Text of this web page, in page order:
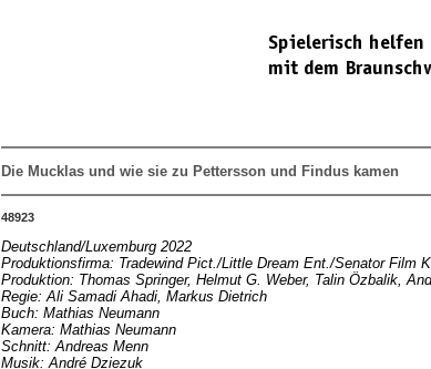
Die Mucklas und wie sie zu Pettersson und Findus kamen
48923
Deutschland/Luxemburg 2022
Produktionsfirma: Tradewind Pict./Little Dream Ent./Senator Film
Produktion: Thomas Springer, Helmut G. Weber, Talin Özbalik,
Regie: Ali Samadi Ahadi, Markus Dietrich
Buch: Mathias Neumann
Kamera: Mathias Neumann
Schnitt: Andreas Menn
Musik: André Dziezuk